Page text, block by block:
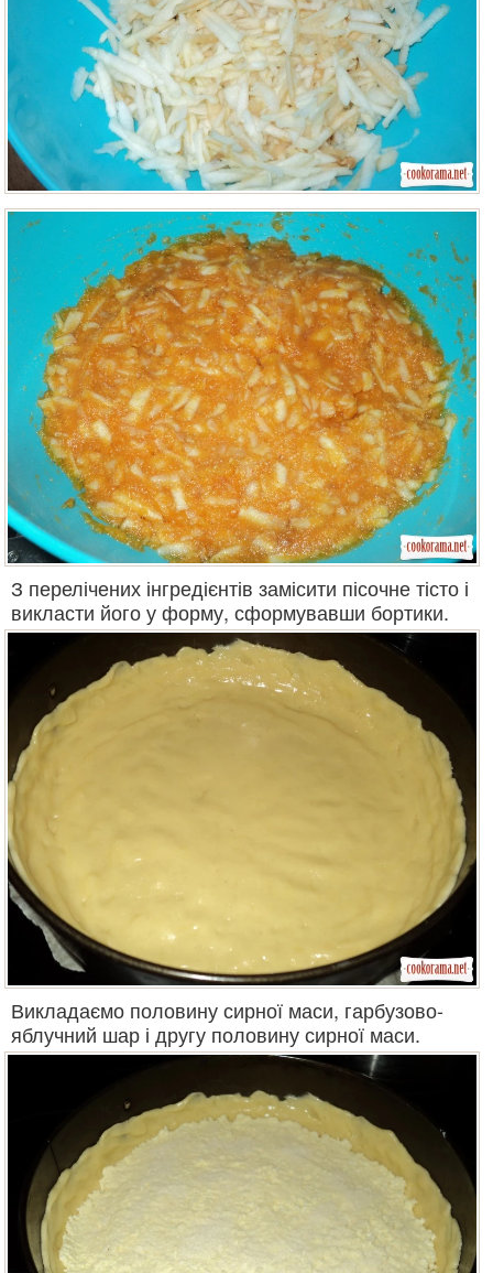
З перелічених інгредієнтів замісити пісочне тісто і
викласти його у форму, сформувавши бортики.
Викладаємо половину сирної маси, гарбузово-
яблучний шар і другу половину сирної маси.